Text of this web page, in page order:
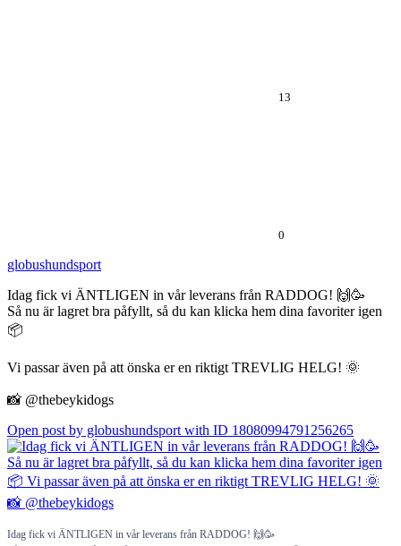
13
0
globushundsport
Idag fick vi ÄNTLIGEN in vår leverans från RADDOG! 🙌🥳
Så nu är lagret bra påfyllt, så du kan klicka hem dina favoriter igen
📦
Vi passar även på att önska er en riktigt TREVLIG HELG! 🌞
📸 @thebeykidogs
Open post by globushundsport with ID 18080994791256265
Idag fick vi ÄNTLIGEN in vår leverans från RADDOG! 🙌🥳